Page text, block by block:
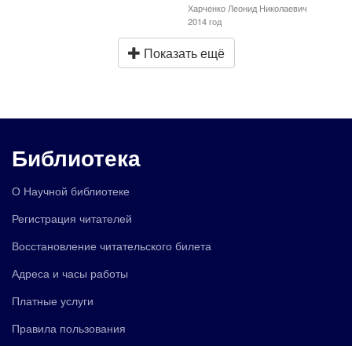
Харченко Леонид Николаевич
2014 год
Показать ещё
Библиотека
О Научной библиотеке
Регистрация читателей
Восстановление читательского билета
Адреса и часы работы
Платные услуги
Правила пользования